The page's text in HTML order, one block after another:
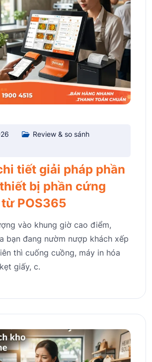
Review & so sánh
tiết giải pháp phần
bị phần cứng
POS365
vào khung giờ cao điểm,
bạn đang nườm nượp khách xếp
thì cuống cuồng, máy in hóa
giấy, c.